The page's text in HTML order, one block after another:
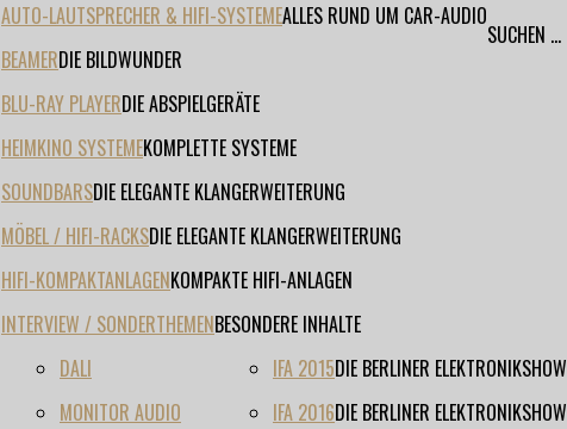
AUTO-LAUTSPRECHER & HIFI-SYSTEMEALLES RUND UM CAR-AUDIO
BEAMERDIE BILDWUNDER
BLU-RAY PLAYERDIE ABSPIELGERÄTE
HEIMKINO SYSTEMEKOMPLETTE SYSTEME
SOUNDBARSDIE ELEGANTE KLANGERWEITERUNG
MÖBEL / HIFI-RACKSDIE ELEGANTE KLANGERWEITERUNG
HIFI-KOMPAKTANLAGENKOMPAKTE HIFI-ANLAGEN
INTERVIEW / SONDERTHEMENBESONDERE INHALTE
DALI
MONITOR AUDIO
IFA 2015DIE BERLINER ELEKTRONIKSHOW
IFA 2016DIE BERLINER ELEKTRONIKSHOW
SUCHEN ...